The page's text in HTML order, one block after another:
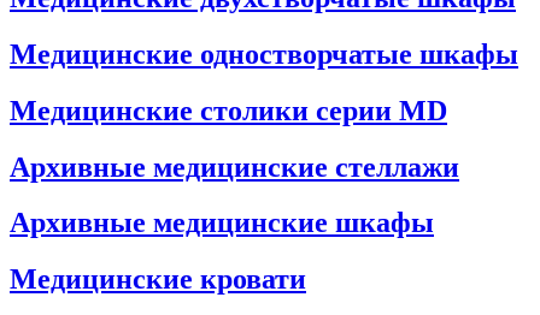
Медицинские одностворчатые шкафы
Медицинские столики серии MD
Архивные медицинские стеллажи
Архивные медицинские шкафы
Медицинские кровати